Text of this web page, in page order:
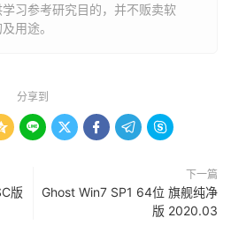
习参考研究目的，并不贩卖软
用途。
分享到
    
版
下一篇
Ghost Win7 SP1 64位 旗舰纯净
版 2020.03